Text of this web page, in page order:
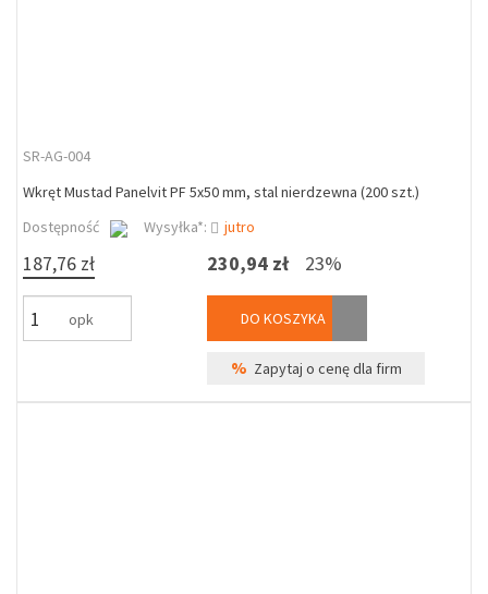
SR-AG-004
Wkręt Mustad Panelvit PF 5x50 mm, stal nierdzewna (200 szt.)
Dostępność
Wysyłka*: jutro
187,76 zł
opk
230,94 zł 23%
DO KOSZYKA
% Zapytaj o cenę dla firm